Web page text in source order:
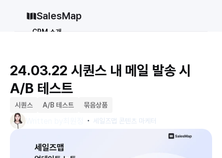
SalesMap
vs 세일즈포스 vs 허브스팟
vs 파이프드라이브
CRM 소개
솔루션
가격
24.03.22 시퀀스 내 메일 발송 시
A/B 테스트
시퀀스 A/B 테스트 묶음상품
・ 세일즈맵 콘텐츠 마케터